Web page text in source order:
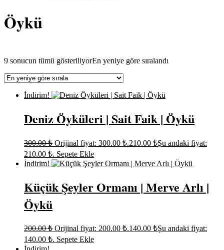
Öykü
9 sonucun tümü gösteriliyorEn yeniye göre sıralandı
İndirim!
Deniz Öyküleri | Sait Faik | Öykü
300.00₺ Orijinal fiyat: 300.00 ₺.210.00 ₺Şu andaki fiyat:
210.00 ₺. Sepete Ekle
İndirim!
Küçük Şeyler Ormanı | Merve Arlı |
Öykü
200.00₺ Orijinal fiyat: 200.00 ₺.140.00 ₺Şu andaki fiyat:
140.00 ₺. Sepete Ekle